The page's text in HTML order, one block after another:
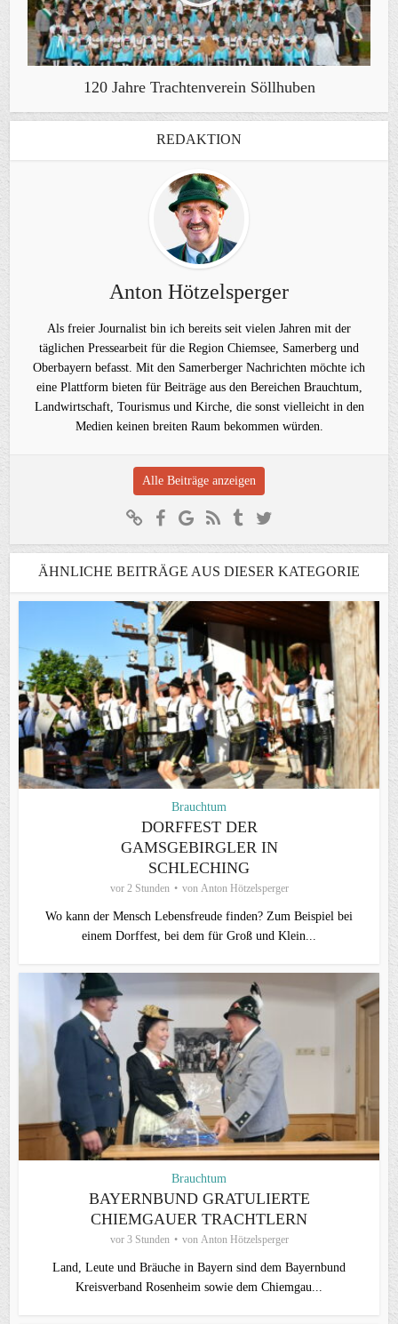
120 Jahre Trachtenverein Söllhuben
REDAKTION
Anton Hötzelsperger
Als freier Journalist bin ich bereits seit vielen Jahren mit der
täglichen Pressearbeit für die Region Chiemsee, Samerberg und
Oberbayern befasst. Mit den Samerberger Nachrichten möchte ich
eine Plattform bieten für Beiträge aus den Bereichen Brauchtum,
Landwirtschaft, Tourismus und Kirche, die sonst vielleicht in den
Medien keinen breiten Raum bekommen würden.
Alle Beiträge anzeigen
ÄHNLICHE BEITRÄGE AUS DIESER KATEGORIE
Brauchtum
DORFFEST DER
GAMSGEBIRGLER IN
SCHLECHING
vor 2 Stunden von Anton Hötzelsperger
Wo kann der Mensch Lebensfreude finden? Zum Beispiel bei
einem Dorffest, bei dem für Groß und Klein...
Brauchtum
BAYERNBUND GRATULIERTE
CHIEMGAUER TRACHTLERN
vor 3 Stunden von Anton Hötzelsperger
Land, Leute und Bräuche in Bayern sind dem Bayernbund
Kreisverband Rosenheim sowie dem Chiemgau...